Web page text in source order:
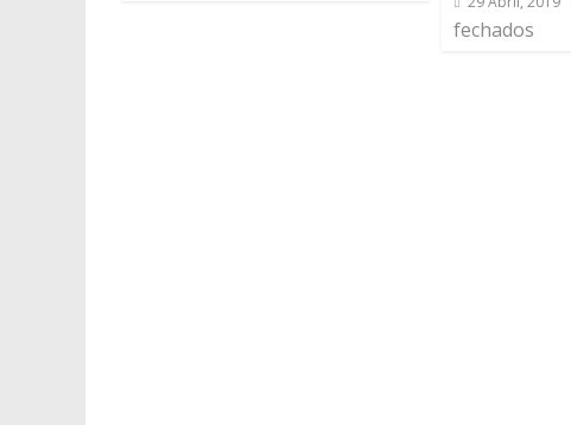
fechados